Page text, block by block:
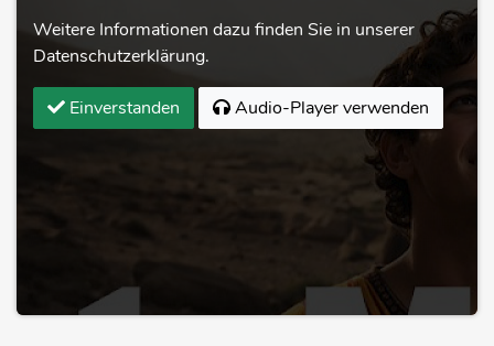
Weitere Informationen dazu finden Sie in unserer
Datenschutzerklärung.
Einverstanden Audio-Player verwenden